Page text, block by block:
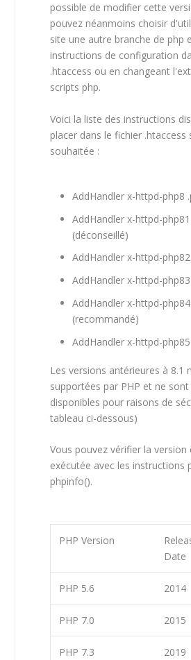
possible de modifier cette
pouvez néanmoins choisir
site une autre branche de php
instructions de configuration
.htaccess ou en changeant
scripts php.
Voici la liste des instructions
placer dans le fichier .htaccess
souhaitée :
AddHandler x-httpd-php8
AddHandler x-httpd-
(déconseillé)
AddHandler x-httpd-
AddHandler x-httpd-
AddHandler x-httpd-
(recommandé)
AddHandler x-httpd-
Les versions antérieures à 8.1
supportées par PHP et ne sont
disponibles pour raisons de
tableau ci-dessous)
Vous pouvez vérifier la version
exécutée avec les instructions
phpinfo().
PHP Version
Date
PHP 5.6 2014
PHP 7.0 2015
PHP 7.3 2019